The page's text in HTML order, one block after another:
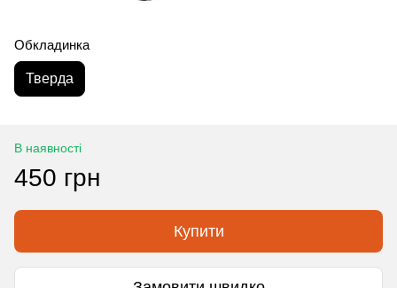
Обкладинка
Тверда
В наявності
450 грн
Купити